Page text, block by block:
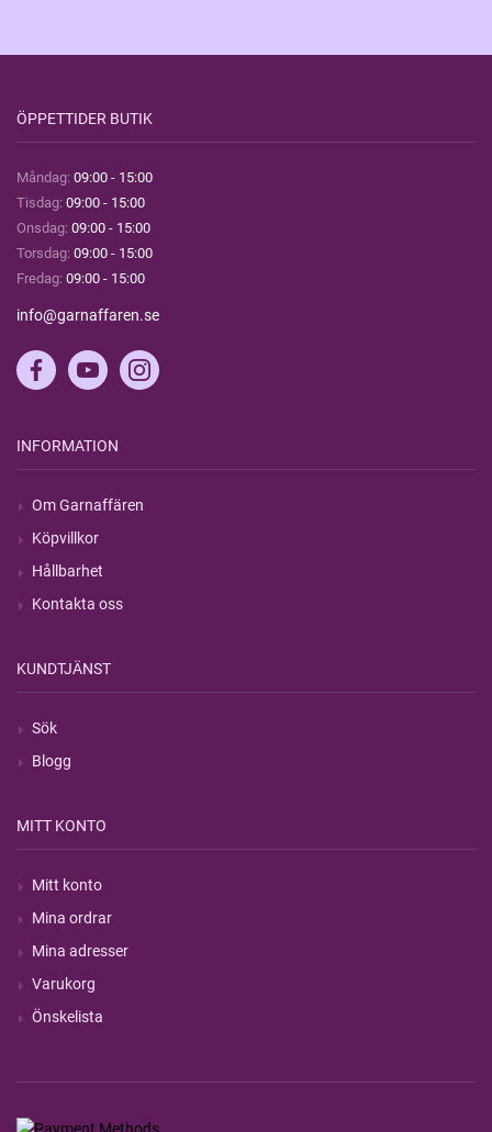
ÖPPETTIDER BUTIK
Måndag: 09:00 - 15:00
Tisdag: 09:00 - 15:00
Onsdag: 09:00 - 15:00
Torsdag: 09:00 - 15:00
Fredag: 09:00 - 15:00
info@garnaffaren.se
INFORMATION
Om Garnaffären
Köpvillkor
Hållbarhet
Kontakta oss
KUNDTJÄNST
Sök
Blogg
MITT KONTO
Mitt konto
Mina ordrar
Mina adresser
Varukorg
Önskelista